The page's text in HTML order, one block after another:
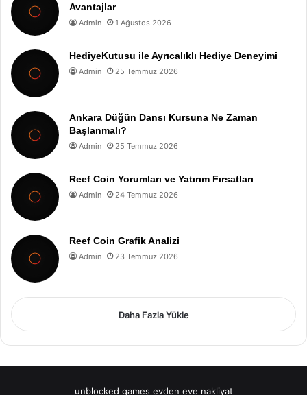
Avantajlar
Admin 1 Ağustos 2026
HediyeKutusu ile Ayrıcalıklı Hediye Deneyimi
Admin 25 Temmuz 2026
Ankara Düğün Dansı Kursuna Ne Zaman
Başlanmalı?
Admin 25 Temmuz 2026
Reef Coin Yorumları ve Yatırım Fırsatları
Admin 24 Temmuz 2026
Reef Coin Grafik Analizi
Admin 23 Temmuz 2026
Daha Fazla Yükle
unblocked games evden eve nakliyat